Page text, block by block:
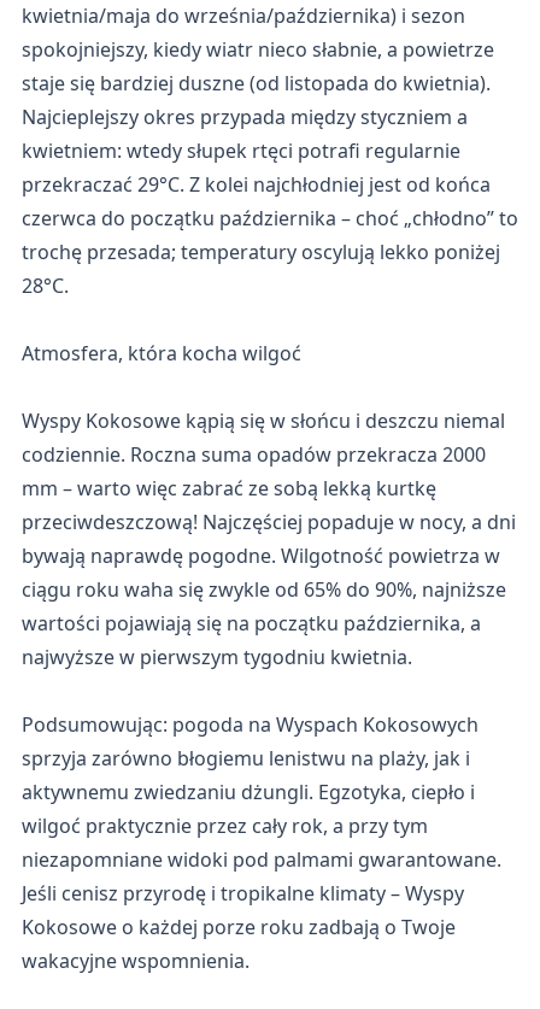
kwietnia/maja do września/października) i sezon
spokojniejszy, kiedy wiatr nieco słabnie, a powietrze
staje się bardziej duszne (od listopada do kwietnia).
Najcieplejszy okres przypada między styczniem a
kwietniem: wtedy słupek rtęci potrafi regularnie
przekraczać 29°C. Z kolei najchłodniej jest od końca
czerwca do początku października – choć „chłodno” to
trochę przesada; temperatury oscylują lekko poniżej
28°C.
Atmosfera, która kocha wilgoć
Wyspy Kokosowe kąpią się w słońcu i deszczu niemal
codziennie. Roczna suma opadów przekracza 2000
mm – warto więc zabrać ze sobą lekką kurtkę
przeciwdeszczową! Najczęściej popaduje w nocy, a dni
bywają naprawdę pogodne. Wilgotność powietrza w
ciągu roku waha się zwykle od 65% do 90%, najniższe
wartości pojawiają się na początku października, a
najwyższe w pierwszym tygodniu kwietnia.
Podsumowując: pogoda na Wyspach Kokosowych
sprzyja zarówno błogiemu lenistwu na plaży, jak i
aktywnemu zwiedzaniu dżungli. Egzotyka, ciepło i
wilgoć praktycznie przez cały rok, a przy tym
niezapomniane widoki pod palmami gwarantowane.
Jeśli cenisz przyrodę i tropikalne klimaty – Wyspy
Kokosowe o każdej porze roku zadbają o Twoje
wakacyjne wspomnienia.